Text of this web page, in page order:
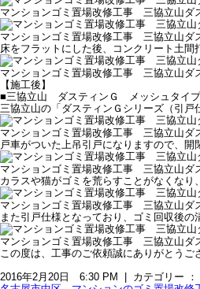
マンションゴミ置場改修工事 三協立山
マンションゴミ置場改修工事 三協立山
床をフラットにした後、コンクリート土間
マンションゴミ置場改修工事 三協立山
【施工後】
■三協立山 ダスティンＧ メッシュタイ
三協立山の「ダスティンＧシリーズ（引戸
マンションゴミ置場改修工事 三協立山
戸車がついた上吊引戸になりますので、
マンションゴミ置場改修工事 三協立山
カラスや猫がゴミを荒らすことがなくなり
マンションゴミ置場改修工事 三協立山
また引戸仕様となっており、ゴミ回収後の
マンションゴミ置場改修工事 三協立山
この度は、工事のご依頼誠にありがとうご
2016年2月20日 6:30 PM | カテゴリー ：